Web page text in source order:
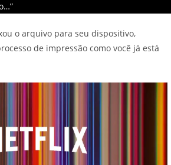
o arquivo para seu dispositivo,
de impressão como você já está